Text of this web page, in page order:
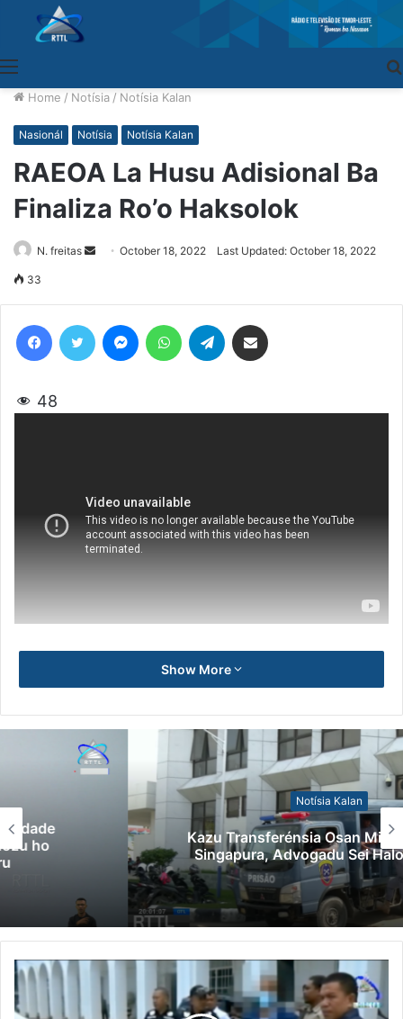
Home / Notísia / Notísia Kalan
Nasionál Notísia Notísia Kalan
RAEOA La Husu Adisional Ba
Finaliza Ro’o Haksolok
N. freitas
SendOctober 18, 2022 Last Updated: October 18, 2022
33
48
Show More
Notísia Kalan
Kazu Transferénsia Osan Millaun 42 Husi
Singapura, Advogadu Sei Halo Rekursu